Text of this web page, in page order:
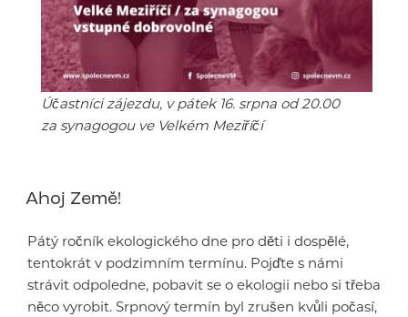
Účastníci zájezdu, v pátek 16. srpna od 20.00
za synagogou ve Velkém Meziříčí
Ahoj Země!
Pátý ročník ekologického dne pro děti i dospělé,
tentokrát v podzimním termínu. Pojďte s námi
strávit odpoledne, pobavit se o ekologii nebo si třeba
něco vyrobit. Srpnový termín byl zrušen kvůli počasí,